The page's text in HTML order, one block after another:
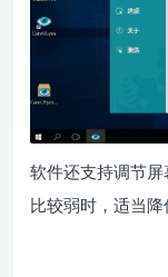
软件还支持调节
比较弱时，适当降